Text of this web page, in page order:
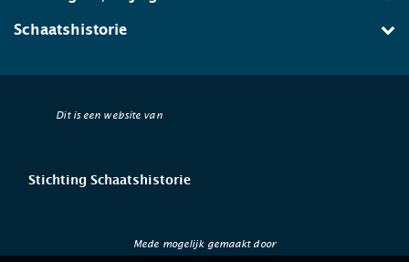
Schaatshistorie
Dit is een website van
Stichting Schaatshistorie
Mede mogelijk gemaakt door